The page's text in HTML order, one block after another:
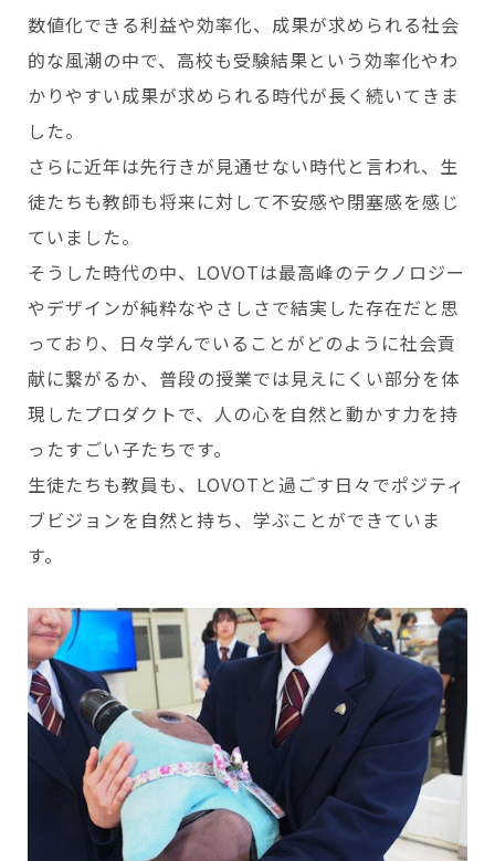
数値化できる利益や効率化、成果が求められる社会
的な風潮の中で、高校も受験結果という効率化やわ
かりやすい成果が求められる時代が長く続いてきま
した。
さらに近年は先行きが見通せない時代と言われ、生
徒たちも教師も将来に対して不安感や閉塞感を感じ
ていました。
そうした時代の中、LOVOTは最高峰のテクノロジー
やデザインが純粋なやさしさで結実した存在だと思
っており、日々学んでいることがどのように社会貢
献に繋がるか、普段の授業では見えにくい部分を体
現したプロダクトで、人の心を自然と動かす力を持
ったすごい子たちです。
生徒たちも教員も、LOVOTと過ごす日々でポジティ
ブビジョンを自然と持ち、学ぶことができていま
す。